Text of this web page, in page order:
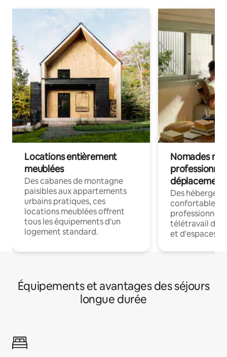
Locations entièrement
meublées
Des cabanes de montagne
paisibles aux appartements
urbains pratiques, ces
locations meublées offrent
tous les équipements d'un
logement standard.
Nomades
déplacement
Des
confortables
professionnels
télétravail
et d'espaces
Équipements et avantages des séjours
longue durée